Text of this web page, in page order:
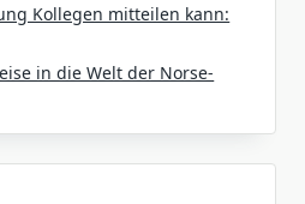
Kollegen mitteilen kann:
in die Welt der Norse-